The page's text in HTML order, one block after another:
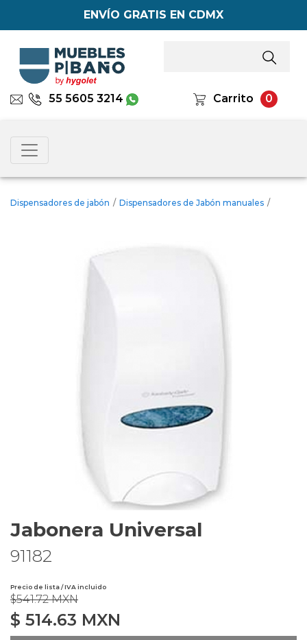
ENVÍO GRATIS EN CDMX
55 5605 3214 Carrito 0
Dispensadores de jabón / Dispensadores de Jabón manuales /
Jabonera Universal
91182
Precio de lista / IVA incluido
$541.72 MXN
$ 514.63 MXN